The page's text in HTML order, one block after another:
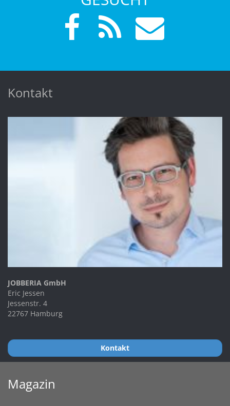
Kontakt
JOBBERIA GmbH
Eric Jessen
Jessenstr. 4
22767 Hamburg
Kontakt
Magazin